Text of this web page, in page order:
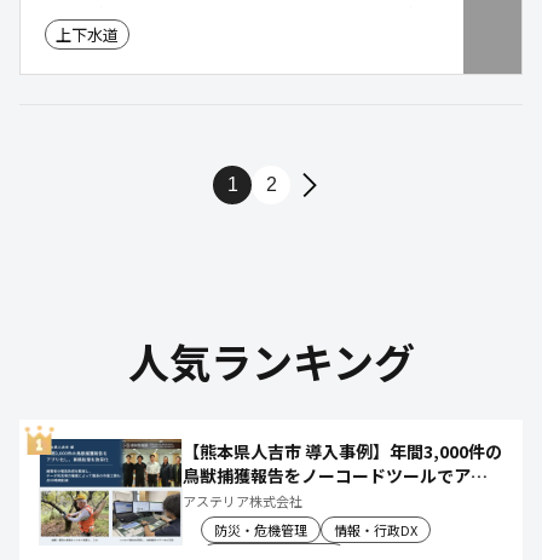
MF膜(精密ろ過膜)やUF膜(限外ろ過膜)を用いた精密
ろ過法を採用しており、水中の不純物だけでなく、
上下水道
1 2
人気ランキング
【熊本県人吉市 導入事例】年間3,000件の
鳥獣捕獲報告をノーコードツールでアプ
リ化し、月50時間の庁内作業を削減
アステリア株式会社
防災・危機管理
情報・行政DX